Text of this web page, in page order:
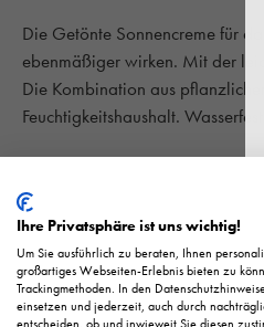
Die Getönte Sonnencreme für
ebenmäßiger wirken. Mit der
Die Kombination aus
Feuchtigkeitshaushalt.
Ihre Vorteile im Überblick:
pflegt und schützt zugleich
spendet Feuchtigkeit
duftet nach Sommer
Ihre Privatsphäre ist uns wichtig!
Um Sie ausführlich zu beraten, Ihnen
großartiges Webseiten-Erlebnis bieten zu
Trackingmethoden. In den
einsetzen und jederzeit, auch durch